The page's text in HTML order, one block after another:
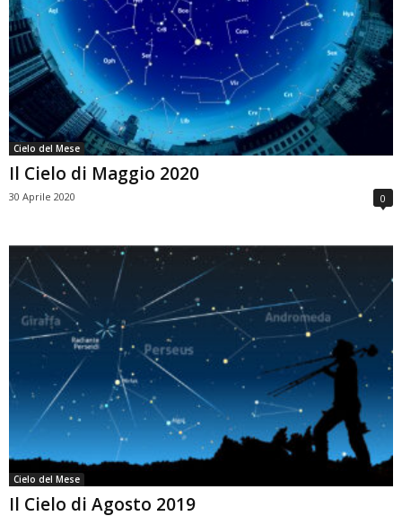
Cielo del Mese
Il Cielo di Maggio 2020
30 Aprile 2020 0
Cielo del Mese
Il Cielo di Agosto 2019